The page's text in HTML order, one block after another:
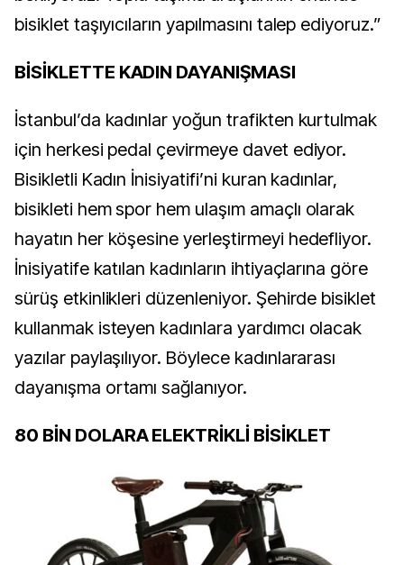
bisiklet taşıyıcıların yapılmasını talep ediyoruz.”
BİSİKLETTE KADIN DAYANIŞMASI
İstanbul’da kadınlar yoğun trafikten kurtulmak
için herkesi pedal çevirmeye davet ediyor.
Bisikletli Kadın İnisiyatifi’ni kuran kadınlar,
bisikleti hem spor hem ulaşım amaçlı olarak
hayatın her köşesine yerleştirmeyi hedefliyor.
İnisiyatife katılan kadınların ihtiyaçlarına göre
sürüş etkinlikleri düzenleniyor. Şehirde bisiklet
kullanmak isteyen kadınlara yardımcı olacak
yazılar paylaşılıyor. Böylece kadınlararası
dayanışma ortamı sağlanıyor.
80 BİN DOLARA ELEKTRİKLİ BİSİKLET